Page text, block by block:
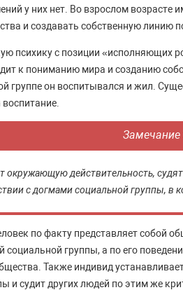
у них нет. Во взрослом возрасте
и создавать собственную линию
психику с позиции «исполняющих
к пониманию мира и созданию
группе он воспитывался и жил.
Замечание
действительность,
с догмами социальной группы, в
по факту представляет собой
социальной группы, а по его
Также индивид
и судит других людей по этим же